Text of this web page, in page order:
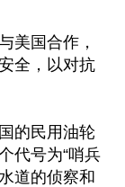
美国合作，
全，以对抗
的民用油轮
代号为“哨兵
道的侦察和